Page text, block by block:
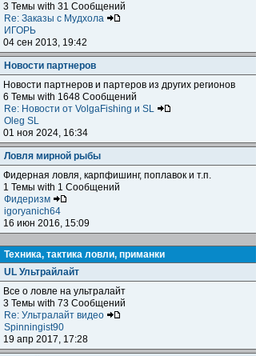
3 Темы with 31 Сообщений
Re: Заказы с Мудхола
ИГОРЬ
04 сен 2013, 19:42
Новости партнеров
Новости партнеров и партеров из других регионов
6 Темы with 1648 Сообщений
Re: Новости от VolgaFishing и SL
Oleg SL
01 ноя 2024, 16:34
Ловля мирной рыбы
Фидерная ловля, карпфишинг, поплавок и т.п.
1 Темы with 1 Сообщений
Фидеризм
igoryanich64
16 июн 2016, 15:09
Техника, тактика ловли, приманки
UL Ультрайлайт
Все о ловле на ультралайт
3 Темы with 73 Сообщений
Re: Ультралайт видео
Spinningist90
19 апр 2017, 17:28